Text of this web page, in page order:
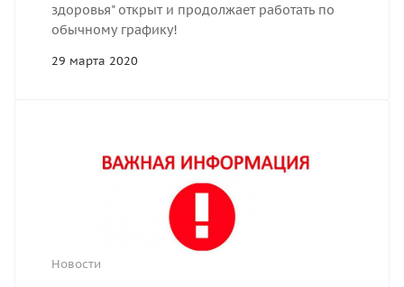
здоровья" открыт и продолжает работать по
обычному графику!
29 марта 2020
Новости